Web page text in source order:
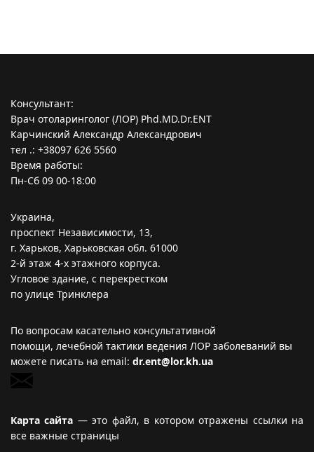
Консультант:
Врач отоларинголог (ЛОР) Phd.MD.Dr.ENT
Карчинский Александр Александрович
тел .: +38097 626 5560
Время работы:
Пн-Сб 09 00-18:00
Украина,
проспект Независимости, 13,
г. Харьков, Харьковская обл. 61000
2-й этаж 4-х этажного корпуса.
Угловое здание, с перекрестком
по улице Тринклера
По вопросам касательно консультативной
помощи, лечебной тактики ведения ЛОР заболеваний вы
можете писать на email: dr.ent@lor.kh.ua
Карта сайта —это файл, в котором отражены ссылки на
все важные страницы